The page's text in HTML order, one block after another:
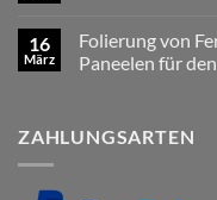
Fun
Color
schwarzer
Wunschtext
Neues
Produkt
im
16
März
Folierung von
Paneelen für
Folierung
von
ZAHLUNGSARTEN